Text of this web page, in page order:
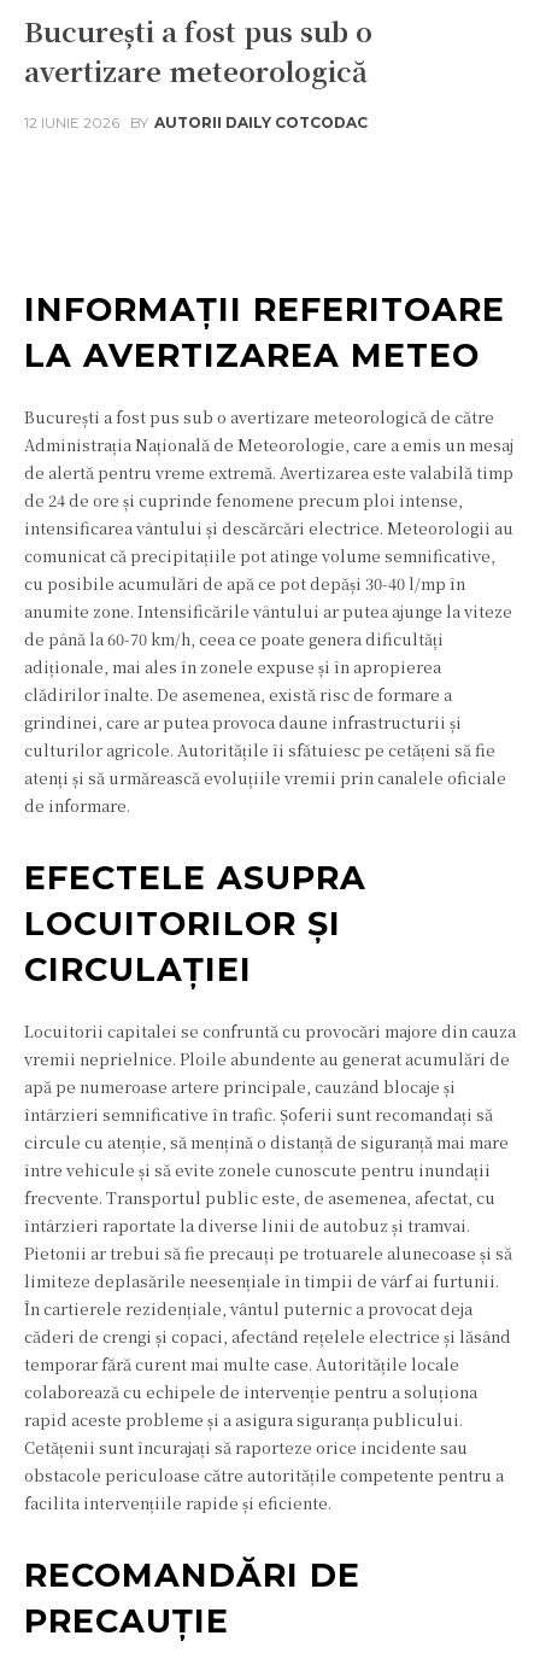
București a fost pus sub o
avertizare meteorologică
12 IUNIE 2026 BY AUTORII DAILY COTCODAC
INFORMAȚII REFERITOARE
LA AVERTIZAREA METEO
București a fost pus sub o avertizare meteorologică de către
Administrația Națională de Meteorologie, care a emis un mesaj
de alertă pentru vreme extremă. Avertizarea este valabilă timp
de 24 de ore și cuprinde fenomene precum ploi intense,
intensificarea vântului și descărcări electrice. Meteorologii au
comunicat că precipitațiile pot atinge volume semnificative,
cu posibile acumulări de apă ce pot depăși 30-40 l/mp în
anumite zone. Intensificările vântului ar putea ajunge la viteze
de până la 60-70 km/h, ceea ce poate genera dificultăți
adiționale, mai ales în zonele expuse și în apropierea
clădirilor înalte. De asemenea, există risc de formare a
grindinei, care ar putea provoca daune infrastructurii și
culturilor agricole. Autoritățile îi sfătuiesc pe cetățeni să fie
atenți și să urmărească evoluțiile vremii prin canalele oficiale
de informare.
EFECTELE ASUPRA
LOCUITORILOR ȘI
CIRCULAȚIEI
Locuitorii capitalei se confruntă cu provocări majore din cauza
vremii neprielnice. Ploile abundente au generat acumulări de
apă pe numeroase artere principale, cauzând blocaje și
întârzieri semnificative în trafic. Șoferii sunt recomandați să
circule cu atenție, să mențină o distanță de siguranță mai mare
între vehicule și să evite zonele cunoscute pentru inundații
frecvente. Transportul public este, de asemenea, afectat, cu
întârzieri raportate la diverse linii de autobuz și tramvai.
Pietonii ar trebui să fie precauți pe trotuarele alunecoase și să
limiteze deplasările neesențiale în timpii de vârf ai furtunii.
În cartierele rezidențiale, vântul puternic a provocat deja
căderi de crengi și copaci, afectând rețelele electrice și lăsând
temporar fără curent mai multe case. Autoritățile locale
colaborează cu echipele de intervenție pentru a soluționa
rapid aceste probleme și a asigura siguranța publicului.
Cetățenii sunt încurajați să raporteze orice incidente sau
obstacole periculoase către autoritățile competente pentru a
facilita intervențiile rapide și eficiente.
RECOMANDĂRI DE
PRECAUȚIE